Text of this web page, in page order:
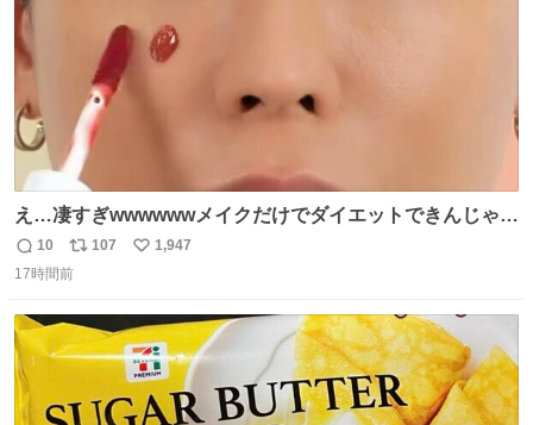
え…凄すぎwwwwwwメイクだけでダイエットできんじゃん
😭
返
信
10
リ
ポ
ト
数
107
い
数
1,947
17時間前